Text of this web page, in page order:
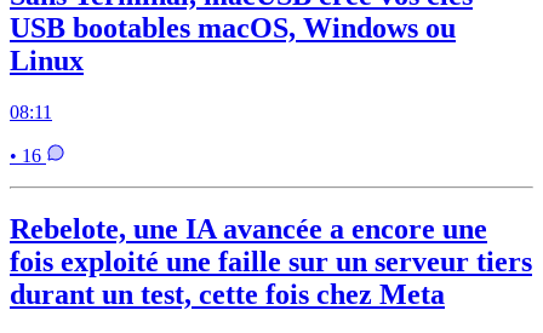
USB bootables macOS, Windows ou
Linux
08:11
• 16
Rebelote, une IA avancée a encore une
fois exploité une faille sur un serveur tiers
durant un test, cette fois chez Meta